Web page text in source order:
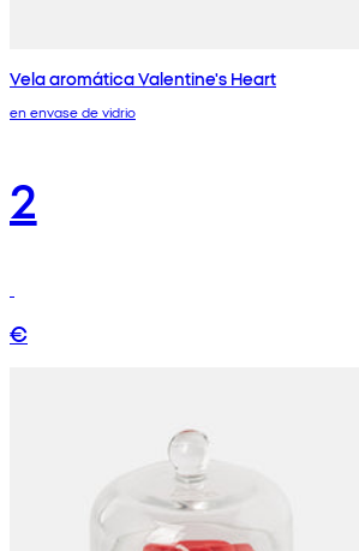
Vela aromática Valentine's Heart
en envase de vidrio
2
€